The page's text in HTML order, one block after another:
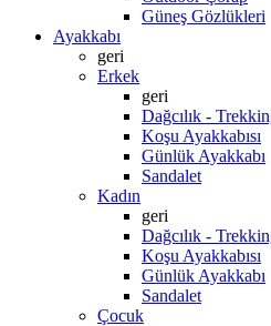
Güneş Gözlükleri
Ayakkabı
geri
Erkek
geri
Dağcılık -
Koşu Ayakkabısı
Günlük Ayakkabı
Sandalet
Kadın
geri
Dağcılık -
Koşu Ayakkabısı
Günlük Ayakkabı
Sandalet
Çocuk